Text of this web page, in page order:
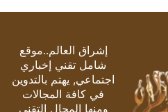
إشراق العالم..موقع
شامل تقني إخباري
اجتماعي, يهتم بالتدوين
في كافة المجالات
ومنها المجال التقني